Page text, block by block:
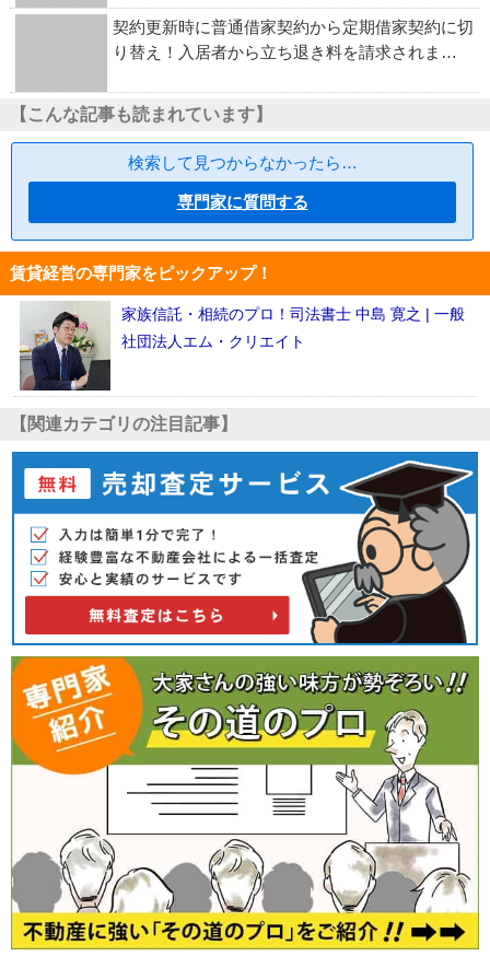
契約更新時に普通借家契約から定期借家契約に切
り替え！入居者から立ち退き料を請求されま…
【こんな記事も読まれています】
検索して見つからなかったら…
専門家に質問する
賃貸経営の専門家をピックアップ！
家族信託・相続のプロ！司法書士 中島 寛之 | 一般
社団法人エム・クリエイト
【関連カテゴリの注目記事】